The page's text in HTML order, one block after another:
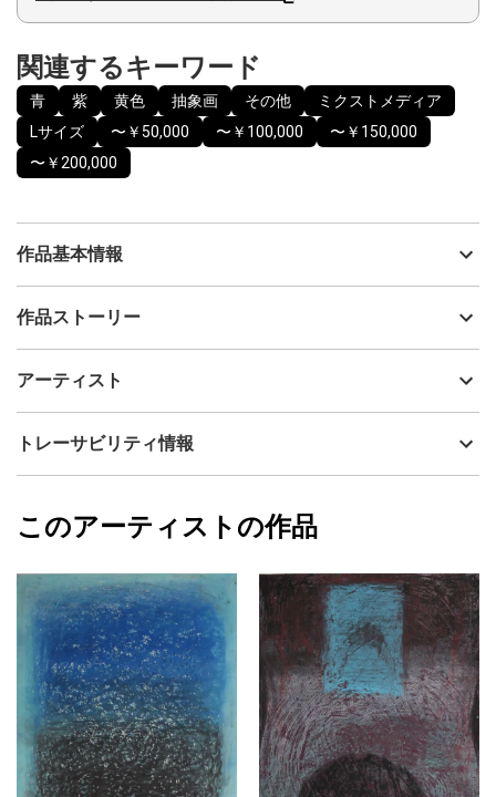
関連するキーワード
青 紫 黄色 抽象画 その他
ミクストメディア
Lサイズ
〜￥50,000 〜￥100,000
〜￥150,000
〜￥200,000
作品基本情報
出品者
制作年
ミクストメディア
作品状態
目立った傷や汚れなし：よく見ないとわから
カラー
青
紫
黄色
ジャンル
抽象画
配送目安
二週間以内
作品ストーリー
た。今まで私が見てきた美術作品や映画、読んできた文芸など消
ていますがいつか題名を改めることになると思います。
アーティスト
辻 義弘
フォローする
トレーサビリティ情報
辻 義弘
このアーティストの作品